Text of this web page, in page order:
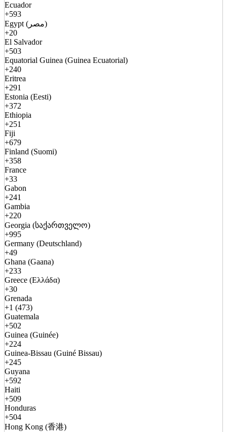
Ecuador
+593
Egypt (مصر)
+20
El Salvador
+503
Equatorial Guinea (Guinea Ecuatorial)
+240
Eritrea
+291
Estonia (Eesti)
+372
Ethiopia
+251
Fiji
+679
Finland (Suomi)
+358
France
+33
Gabon
+241
Gambia
+220
Georgia (საქართველო)
+995
Germany (Deutschland)
+49
Ghana (Gaana)
+233
Greece (Ελλάδα)
+30
Grenada
+1 (473)
Guatemala
+502
Guinea (Guinée)
+224
Guinea-Bissau (Guiné Bissau)
+245
Guyana
+592
Haiti
+509
Honduras
+504
Hong Kong (香港)